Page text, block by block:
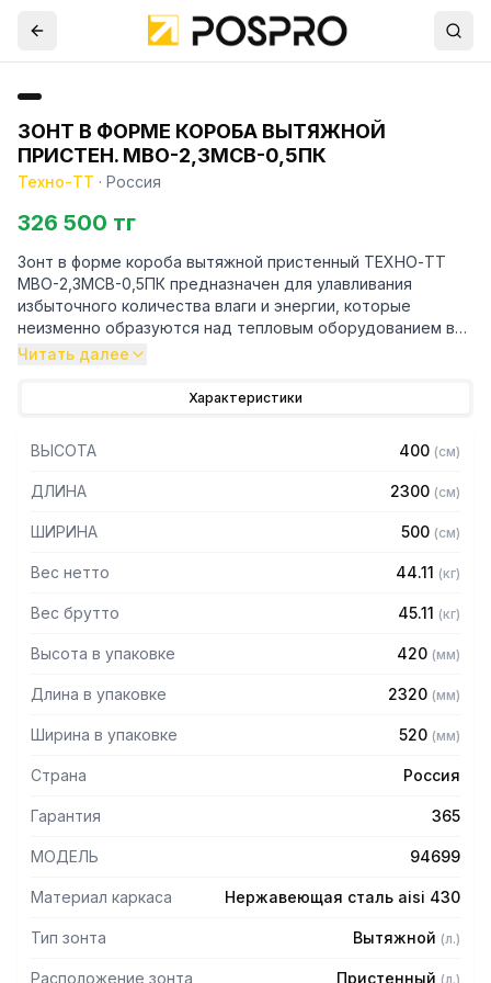
ЗОНТ В ФОРМЕ КОРОБА ВЫТЯЖНОЙ
ПРИСТЕН. МВО-2,3МСВ-0,5ПК
Техно-ТТ · Россия
326 500 тг
Зонт в форме короба вытяжной пристенный ТЕХНО-ТТ
МВО-2,3МСВ-0,5ПК предназначен для улавливания
избыточного количества влаги и энергии, которые
неизменно образуются над тепловым оборудованием в
процессе готовки.
Кроме того, зонт втягивает в себя продукты сгорания и
оборудование формирует микроклимат в помещении и
защищает сотрудников горячего цеха.
Особенности:
— Вытяжной пристенный в форме короба
— Материал: нержавеющая сталь AISI 430 толщиной
— С лабиринтными фильтрами (жироуловителями)
Читать далее
Характеристики
ВЫСОТА 400 (см)
ДЛИНА 2300 (см)
ШИРИНА 500 (см)
Вес нетто 44.11 (кг)
Вес брутто 45.11 (кг)
Высота в упаковке 420 (мм)
Длина в упаковке 2320 (мм)
Ширина в упаковке 520 (мм)
Страна Россия
Гарантия 365
МОДЕЛЬ 94699
Материал каркаса Нержавеющая сталь aisi 430
Тип зонта Вытяжной (л.)
Расположение зонта Пристенный (л.)